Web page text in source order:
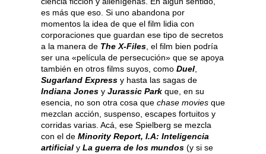
es más que eso. Si uno abandona por
momentos la idea de que el film lidia con
corporaciones que guardan ese tipo de secretos
a la manera de The X-Files , el film bien podría
ser una «película de persecución» que se apoya
también en otros films suyos, como Duel
Sugarland Express y hasta las sagas de
Indiana Jones y Jurassic Park que, en su
esencia, no son otra cosa que chase movies que
mezclan acción, suspenso, escapes fortuitos y
corridas varias. Acá, ese Spielberg se mezcla
con el de Minority Report, I.A: Inteligencia
artificial y La guerra de los mundos (y si se